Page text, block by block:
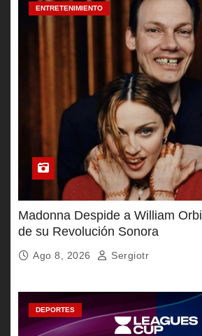
ENTRETENIMIENTO
Madonna Despide a William
de su Revolución Sonora
Ago 8, 2026 Sergiotr
DEPORTES